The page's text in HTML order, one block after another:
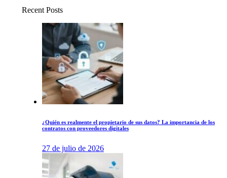
Recent Posts
¿Quién es realmente el propietario de sus datos? La importancia de los
contratos con proveedores digitales
27 de julio de 2026